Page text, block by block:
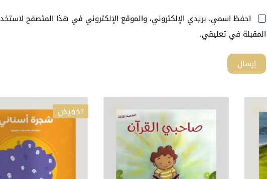
احفظ اسمي، بريدي الإلكتروني، والموقع الإلكتروني في هذا المتصفح
المقبلة في تعليقي.
إرسال
تخفيض